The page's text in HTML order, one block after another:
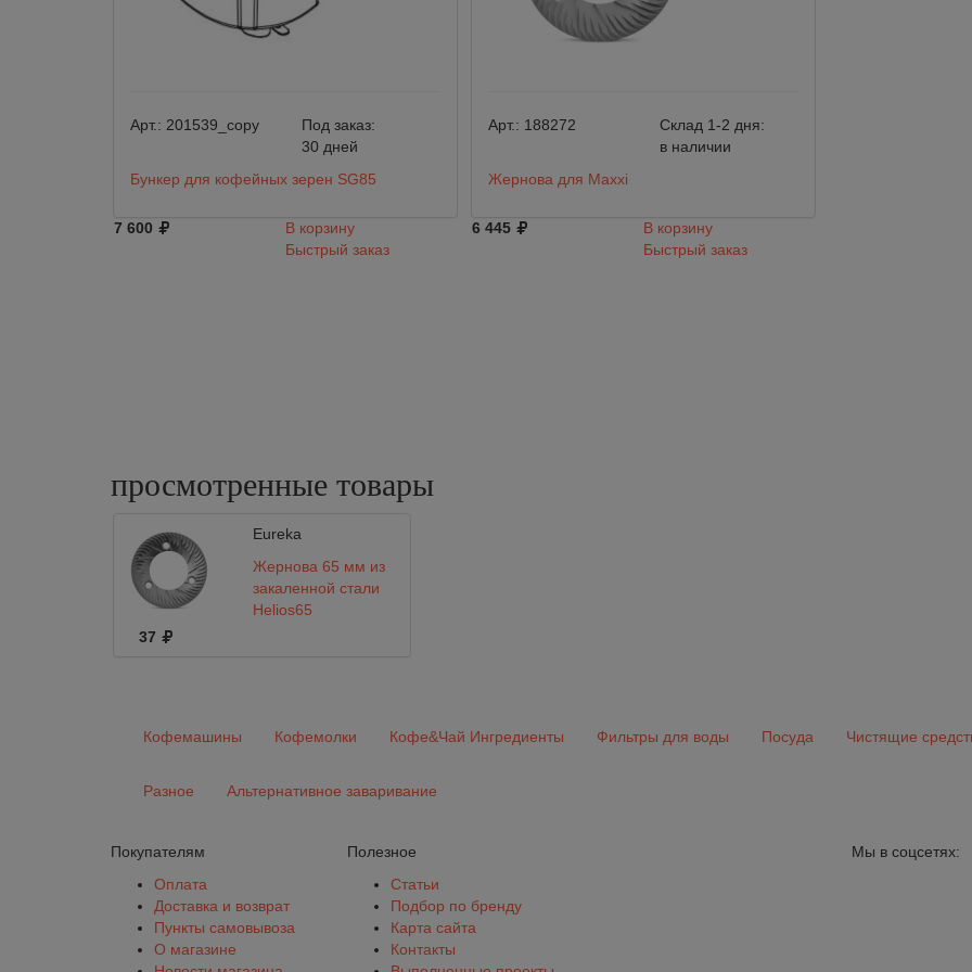
Арт.: 201539_copy
Под заказ:
30 дней
Бункер для кофейных зерен SG85
7 600
В корзину
Быстрый заказ
Арт.: 188272
Склад 1-2 дня:
в наличии
Жернова для Maxxi
6 445
В корзину
Быстрый заказ
просмотренные товары
Eureka
Жернова 65 мм из
закаленной стали
Helios65
37
Кофемашины Кофемолки Кофе&Чай Ингредиенты Фильтры для воды Посуда Чистящие
Разное Альтернативное заваривание
Покупателям
Оплата
Доставка и возврат
Пункты самовывоза
О магазине
Полезное
Статьи
Подбор по бренду
Карта сайта
Контакты
Мы в соцсетях: